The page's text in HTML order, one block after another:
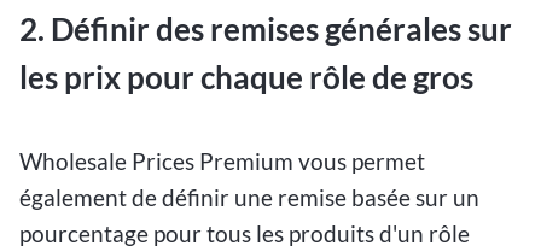
2. Définir des remises générales sur
les prix pour chaque rôle de gros
Wholesale Prices Premium vous permet
également de définir une remise basée sur un
pourcentage pour tous les produits d'un rôle